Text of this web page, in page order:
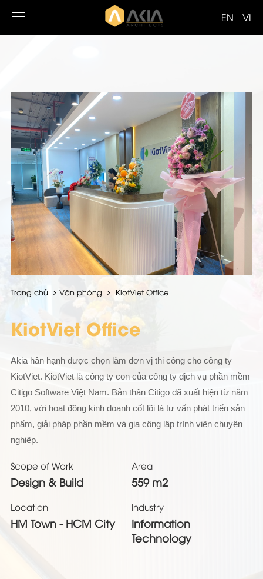
EN VI
Trang chủ Văn phòng KiotViet Office
KiotViet Office
Akia hân hạnh được chọn làm đơn vị thi công cho công ty
KiotViet. KiotViet là công ty con của công ty dịch vụ phần mềm
Citigo Software Việt Nam. Bản thân Citigo đã xuất hiện từ năm
2010, với hoạt động kinh doanh cốt lõi là tư vấn phát triển sản
phẩm, giải pháp phần mềm và gia công lập trình viên chuyên
nghiệp.
Scope of Work
Design & Build
Area
559 m2
Location
HM Town - HCM City
Industry
Information
Technology